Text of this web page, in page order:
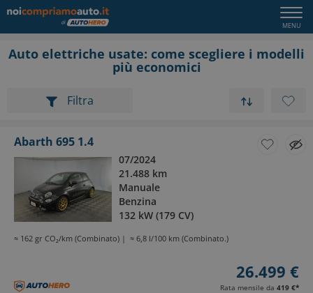
Auto elettriche usate: come scegliere i modelli
più economici
Filtra
Abarth 695 1.4
07/2024
21.488 km
Manuale
Benzina
132 kW (179 CV)
≈ 162 gr CO₂/km (Combinato) ≈ 6,8 l/100 km (Combinato.)
26.499 €
Rata mensile da 419 €*